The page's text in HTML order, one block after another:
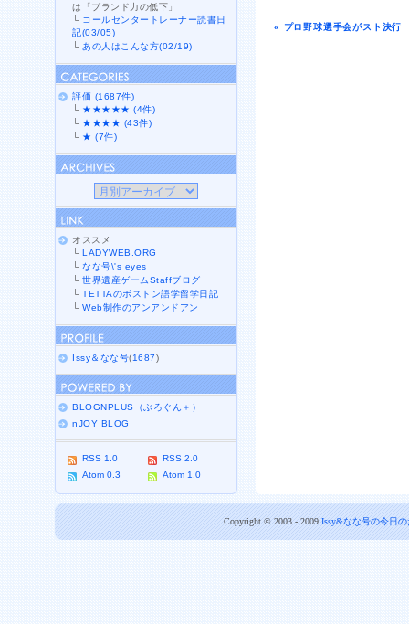
« プロ野球選手会がスト決行
は「ブランド力の低下」
└ コールセンタートレーナー読書日
記(03/05)
└ あの人はこんな方(02/19)
評価 (1687件)
└ ★★★★★ (4件)
└ ★★★★ (43件)
└ ★ (7件)
オススメ
└LADYWEB.ORG
└なな号\'s eyes
└世界遺産ゲームStaffブログ
└TETTAのボストン語学留学日記
└Web制作のアンアンドアン
Issy＆なな号(1687)
BLOGNPLUS（ぶろぐん＋）
nJOY BLOG
RSS 1.0
RSS 2.0
Atom 0.3
Atom 1.0
Copyright © 2003 - 2009 Issy&なな号の今日